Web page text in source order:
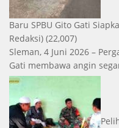
Baru SPBU Gito Gati
Redaksi) (22,007)
Sleman, 4 Juni 2026 –
Gati membawa angin